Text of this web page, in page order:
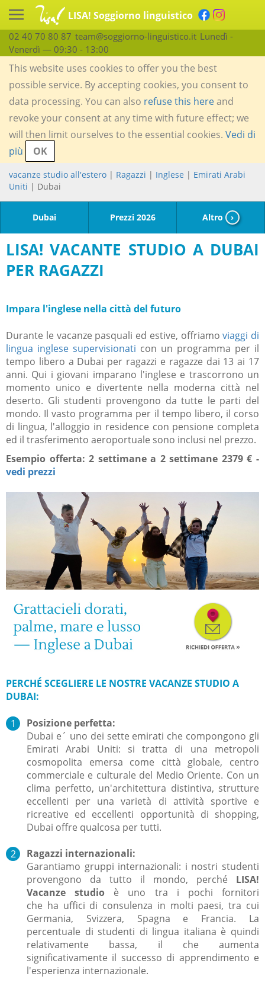
LISA! Soggiorno linguistico
02 40 70 80 87 team@soggiorno-linguistico.it Lunedì -
Venerdì — 09:30 - 13:00
This website uses cookies to offer you the best
possible service. By accepting cookies, you consent to
data processing. You can also refuse this hereand
revoke your consent at any time with future effect; we
will then limit ourselves to the essential cookies. Vedi di
più
OK
vacanze studio all'estero | Ragazzi | Inglese | Emirati Arabi
Uniti | Dubai
Dubai Prezzi 2026 Altro ›
LISA! VACANTE STUDIO A DUBAI
PER RAGAZZI
Impara l'inglese nella città del futuro
Durante le vacanze pasquali ed estive, offriamoviaggi di
lingua inglese supervisionati con un programma per il
tempo libero a Dubai per ragazzi e ragazze dai 13 ai 17
anni. Qui i giovani imparano l'inglese e trascorrono un
momento unico e divertente nella moderna città nel
deserto. Gli studenti provengono da tutte le parti del
mondo. Il vasto programma per il tempo libero, il corso
di lingua, l'alloggio in residence con pensione completa
ed il trasferimento aeroportuale sono inclusi nel prezzo.
Esempio offerta: 2 settimane a 2 settimane 2379 € -
vedi prezzi
PERCHÉ SCEGLIERE LE NOSTRE VACANZE STUDIO A
DUBAI:
Posizione perfetta:
Dubai e´ uno dei sette emirati che compongono gli
Emirati Arabi Uniti: si tratta di una metropoli
cosmopolita emersa come città globale, centro
commerciale e culturale del Medio Oriente. Con un
clima perfetto, un'architettura distintiva, strutture
eccellenti per una varietà di attività sportive e
ricreative ed eccellenti opportunità di shopping,
Dubai offre qualcosa per tutti.
Ragazzi internazionali:
Garantiamo gruppi internazionali: i nostri studenti
provengono da tutto il mondo, perché LISA!
Vacanze studio è uno tra i pochi fornitori
che ha uffici di consulenza in molti paesi, tra cui
Germania, Svizzera, Spagna e Francia. La
percentuale di studenti di lingua italiana è quindi
relativamente bassa, il che aumenta
significativamente il successo di apprendimento e
l'esperienza internazionale.